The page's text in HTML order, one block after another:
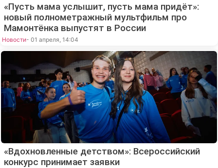
«Пусть мама услышит, пусть мама придёт»:
новый полнометражный мультфильм про
Мамонтёнка выпустят в России
Новости- 01 апреля, 14:04
«Вдохновленные детством»: Всероссийский
конкурс принимает заявки